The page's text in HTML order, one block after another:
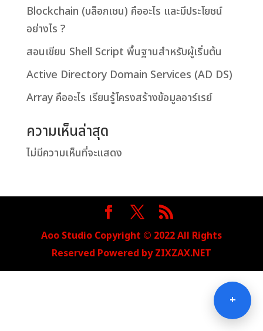
Blockchain (บล็อกเชน) คืออะไร และมีประโยชน์
อย่างไร ?
สอนเขียน Shell Script พื้นฐานสำหรับผู้เริ่มต้น
Active Directory Domain Services (AD DS)
Array คืออะไร เรียนรู้โครงสร้างข้อมูลอาร์เรย์
ความเห็นล่าสุด
ไม่มีความเห็นที่จะแสดง
Aoo Studio Copyright © 2022 All Rights
Reserved Powered byZIXZAX.NET
+